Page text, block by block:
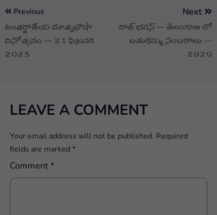
Previous
అంతర్జాతీయ మాతృభాషా
దినోత్సవం – 21 ఫిబ్రవరి
2023
Next
రాజ్ భవన్ – తెలంగాణ లో
బతుకమ్మ సంబరాలు –
2020
LEAVE A COMMENT
Your email address will not be published. Required
fields are marked *
Comment*